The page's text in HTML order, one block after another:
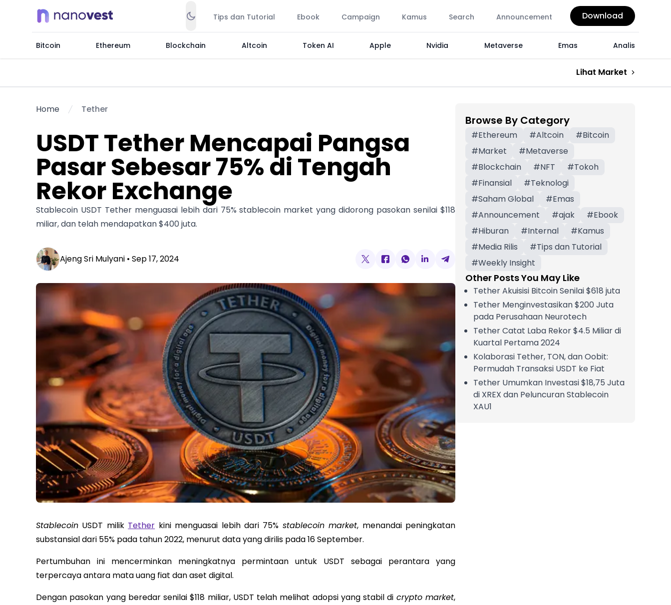
Tips dan Tutorial Ebook Campaign Kamus Search Announcement Download
Bitcoin Ethereum Blockchain Altcoin Token AI Apple Nvidia Metaverse Emas Analis
Lihat Market
Home Tether
USDT Tether Mencapai Pangsa
Pasar Sebesar 75% di Tengah
Rekor Exchange
Stablecoin USDT Tether menguasai lebih dari 75% stablecoin market yang didorong pasokan senilai $118
miliar, dan telah mendapatkan $400 juta.
Ajeng Sri Mulyani • Sep 17, 2024
Stablecoin USDT milik Tether kini menguasai lebih dari 75% stablecoin market, menandai peningkatan
substansial dari 55% pada tahun 2022, menurut data yang dirilis pada 16 September.
Pertumbuhan ini mencerminkan meningkatnya permintaan untuk USDT sebagai perantara yang
terpercaya antara mata uang fiat dan aset digital.
Dengan pasokan yang beredar senilai $118 miliar, USDT telah melihat adopsi yang stabil di crypto market,
Browse By Category
#Ethereum #Altcoin #Bitcoin
#Market #Metaverse
#Blockchain #NFT #Tokoh
#Finansial #Teknologi
#Saham Global #Emas
#Announcement #ajak #Ebook
#Hiburan #Internal #Kamus
#Media Rilis #Tips dan Tutorial
#Weekly Insight
Other Posts You May Like
Tether Akuisisi Bitcoin Senilai $618 juta
Tether Menginvestasikan $200 Juta
pada Perusahaan Neurotech
Tether Catat Laba Rekor $4.5 Miliar di
Kuartal Pertama 2024
Kolaborasi Tether, TON, dan Oobit:
Permudah Transaksi USDT ke Fiat
Tether Umumkan Investasi $18,75 Juta
di XREX dan Peluncuran Stablecoin
XAU1